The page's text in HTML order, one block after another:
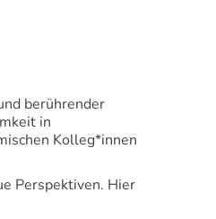
berührender
in
Kolleg*innen
Perspektiven. Hier